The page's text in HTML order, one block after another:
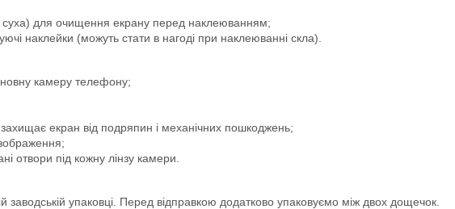
суха) для очищення екрану перед наклеюванням;
наклейки (можуть стати в нагоді при наклеюванні скла).
камеру телефону;
захищає екран від подряпин і механічних пошкоджень;
отвори під кожну лінзу камери.
заводській упаковці. Перед відправкою додатково упаковуємо між двох дощечок.